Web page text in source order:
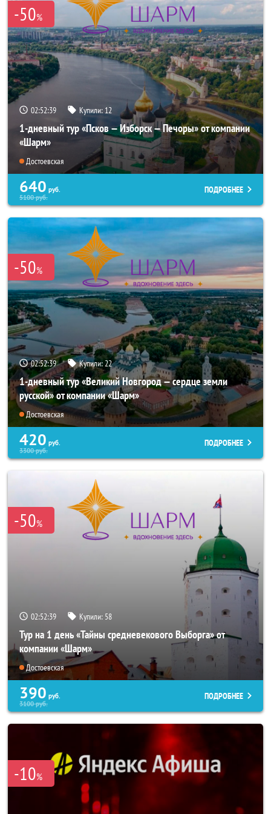
-50%
02:52:38 Купили: 12
1-дневный тур «Псков — Изборск — Печоры» от компании
«Шарм»
Достоевская
640 руб.
5100руб.
ПОДРОБНЕЕ
-50%
02:52:38 Купили: 22
1-дневный тур «Великий Новгород — сердце земли
русской» от компании «Шарм»
Достоевская
420 руб.
3300руб.
ПОДРОБНЕЕ
-50%
02:52:38 Купили: 58
Тур на 1 день «Тайны средневекового Выборга» от
компании «Шарм»
Достоевская
390 руб.
3100руб.
ПОДРОБНЕЕ
-10%